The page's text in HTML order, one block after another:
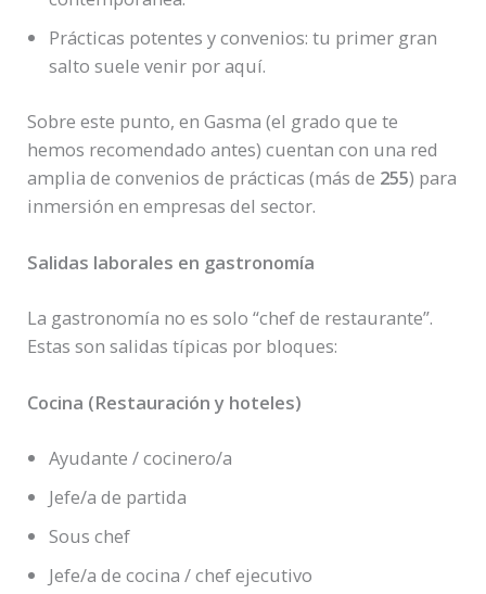
Prácticas potentes y convenios: tu primer gran
salto suele venir por aquí.
Sobre este punto, en Gasma (el grado que te
hemos recomendado antes) cuentan con una red
amplia de convenios de prácticas (más de 255) para
inmersión en empresas del sector.
Salidas laborales en gastronomía
La gastronomía no es solo “chef de restaurante”.
Estas son salidas típicas por bloques:
Cocina (Restauración y hoteles)
Ayudante / cocinero/a
Jefe/a de partida
Sous chef
Jefe/a de cocina / chef ejecutivo